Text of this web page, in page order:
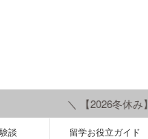
＼ 【2026冬休み】
談 留学お役立ガイド